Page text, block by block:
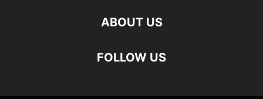
ABOUT US
FOLLOW US